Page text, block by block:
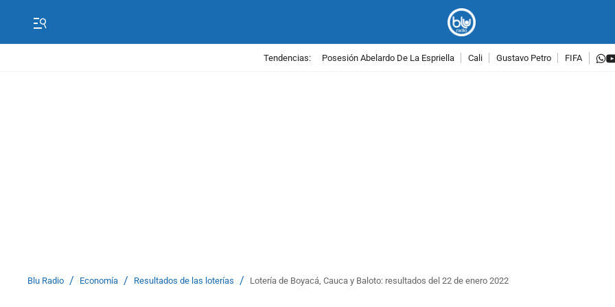
Tendencias: Posesión Abelardo De La Espriella Cali Gustavo Petro FIFA
Blu Radio / Economía / Resultados de las loterías / Lotería de Boyacá, Cauca y Baloto: resultados del 22 de enero 2022